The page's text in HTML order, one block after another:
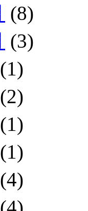
(8)
(3)
(1)
(2)
(1)
(1)
(4)